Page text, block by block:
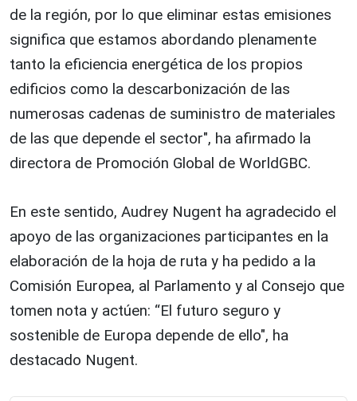
de la región, por lo que eliminar estas emisiones
significa que estamos abordando plenamente
tanto la eficiencia energética de los propios
edificios como la descarbonización de las
numerosas cadenas de suministro de materiales
de las que depende el sector", ha afirmado la
directora de Promoción Global de WorldGBC.
En este sentido, Audrey Nugent ha agradecido el
apoyo de las organizaciones participantes en la
elaboración de la hoja de ruta y ha pedido a la
Comisión Europea, al Parlamento y al Consejo que
tomen nota y actúen: “El futuro seguro y
sostenible de Europa depende de ello", ha
destacado Nugent.